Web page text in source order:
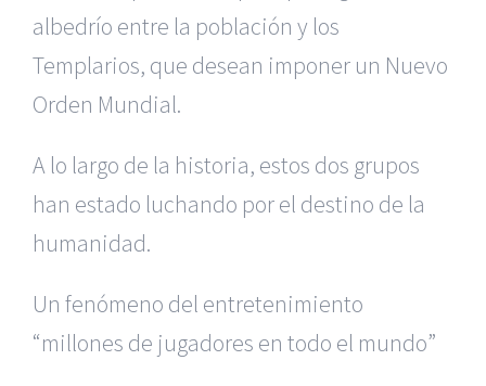
albedrío entre la población y los
Templarios, que desean imponer un Nuevo
Orden Mundial.
A lo largo de la historia, estos dos grupos
han estado luchando por el destino de la
humanidad.
Un fenómeno del entretenimiento
“millones de jugadores en todo el mundo”